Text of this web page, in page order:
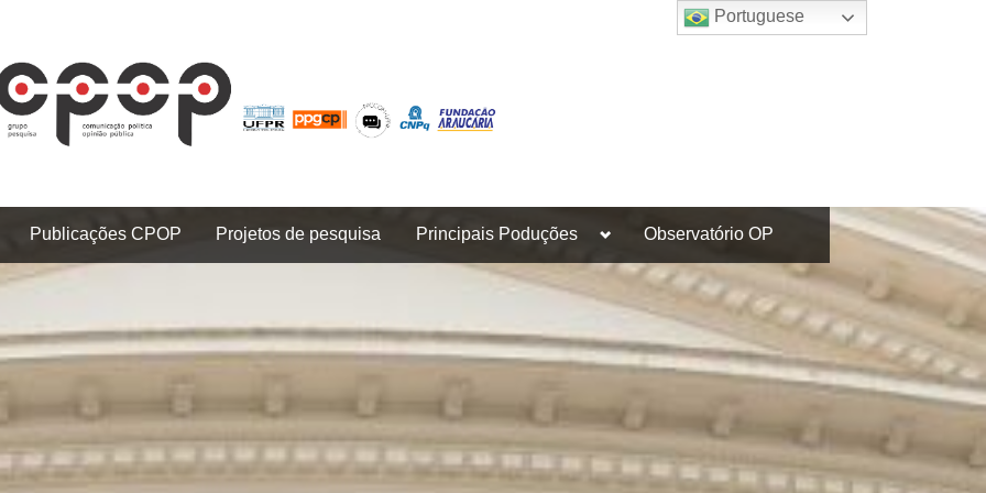
Publicações CPOP Projetos de pesquisa Principais Poduções
Toggle
menu
Observatório OP
Portuguese